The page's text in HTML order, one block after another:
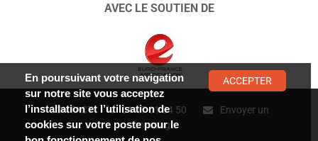
AVEC LE SOUTIEN DE
CONTACT : 01 47 01 34 50
Envoyer un
message
En poursuivant votre navigation
sur notre site vous acceptez
l’installation et l’utilisation de
cookies sur votre poste pour le
ACCEPTER